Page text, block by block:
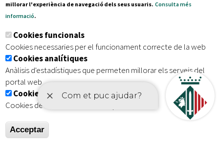
Subscriu-te al nostre butlletí
Inici | Avís legal | Protecció de dades
| Accessibilitat
millorar l'experiència de navegació dels seus usuaris. Consulta més
informació.
Cookies funcionals
Cookies necessaries per el funcionament correcte de la web
Cookies analítiques
Anàlisis d'estadístiques que permeten millorar els serveis del
portal web
Cookies publicitàries
Cookies de tercers amb finalitat publicitària
Acceptar